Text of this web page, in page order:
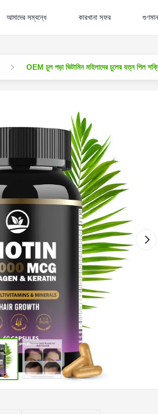
আমাদের সম্বন্ধে কারখানা সফর
OEM চুল পড়া ভিটামিন মহিলাদের চুলের যত্ন পিল